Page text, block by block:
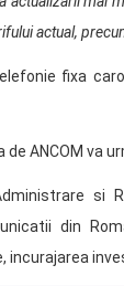
actual,
fixa
ANCOM va
si
din
incurajarea